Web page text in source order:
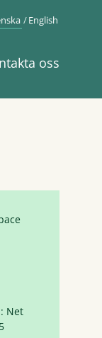
oss
English
Net